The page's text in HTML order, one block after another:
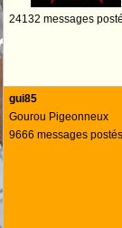
24132 messages
gui85
Gourou Pigeonneux
9666 messages postés